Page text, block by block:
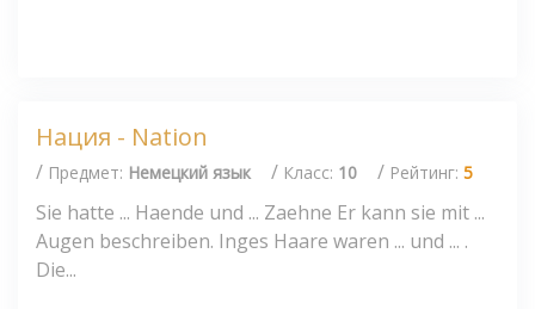
Нация - Nation
/ Предмет: Немецкий язык / Класс: 10 / Рейтинг: 5
Sie hatte ... Haende und ... Zaehne Er kann sie mit ...
Augen beschreiben. Inges Haare waren ... und ... .
Die...